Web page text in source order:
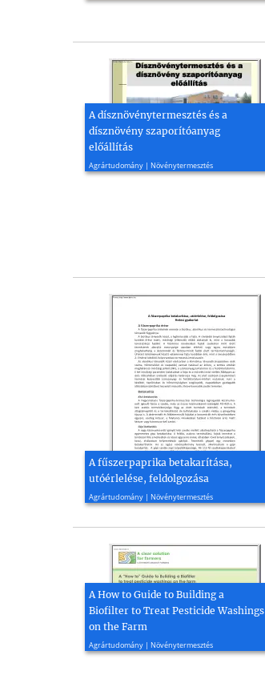
A dísznövénytermesztés és a
dísznövény szaporítóanyag
előállítás
Agrártudomány | Növénytermesztés
2014, 17 oldal
A fűszerpaprika betakarítása,
utóérlelése, feldolgozása
Agrártudomány | Növénytermesztés
2015, 3 oldal
A How to Guide to Building a
Biofilter to Treat Pesticide Washings
on the Farm
Agrártudomány | Növénytermesztés
2014, 8 oldal